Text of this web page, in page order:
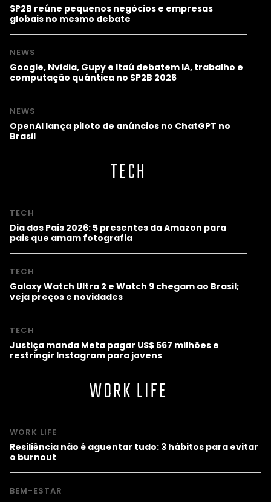
SP2B reúne pequenos negócios e empresas
globais no mesmo debate
NEWS
Google, Nvidia, Gupy e Itaú debatem IA, trabalho e
computação quântica no SP2B 2026
NEWS
OpenAI lança piloto de anúncios no ChatGPT no
Brasil
TECH
TECH
Dia dos Pais 2026: 5 presentes da Amazon para
pais que amam fotografia
TECH
Galaxy Watch Ultra 2 e Watch 9 chegam ao Brasil;
veja preços e novidades
TECH
Justiça manda Meta pagar US$ 567 milhões e
restringir Instagram para jovens
WORK LIFE
WORK LIFE
Resiliência não é aguentar tudo: 3 hábitos para evitar
o burnout
BEM-ESTAR